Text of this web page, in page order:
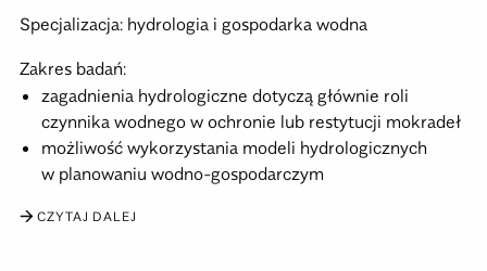
Specjalizacja: hydrologia i gospodarka wodna
Zakres badań:
zagadnienia hydrologiczne dotyczą głównie roli
czynnika wodnego w ochronie lub restytucji mokradeł
możliwość wykorzystania modeli hydrologicznych
w planowaniu wodno-gospodarczym
CZYTAJ DALEJ